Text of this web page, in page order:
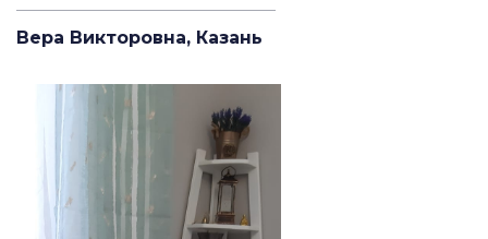
Вера Викторовна, Казань